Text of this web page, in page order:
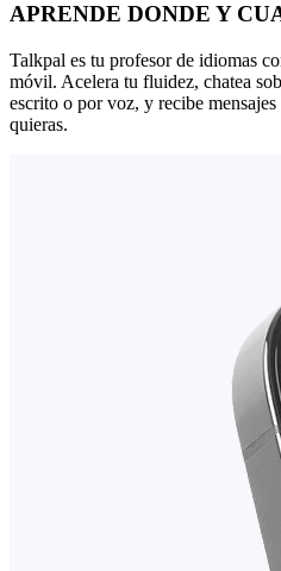
APRENDE DONDE Y
Talkpal es tu profesor de idiomas
móvil. Acelera tu fluidez, chatea
escrito o por voz, y recibe
quieras.